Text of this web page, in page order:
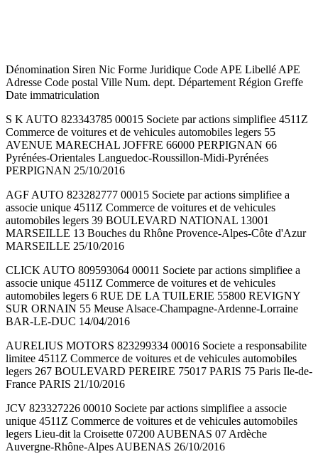
Dénomination Siren Nic Forme Juridique Code APE Libellé APE
Adresse Code postal Ville Num. dept. Département Région Greffe
Date immatriculation
S K AUTO 823343785 00015 Societe par actions simplifiee 4511Z
Commerce de voitures et de vehicules automobiles legers 55
AVENUE MARECHAL JOFFRE 66000 PERPIGNAN 66
Pyrénées-Orientales Languedoc-Roussillon-Midi-Pyrénées
PERPIGNAN 25/10/2016
AGF AUTO 823282777 00015 Societe par actions simplifiee a
associe unique 4511Z Commerce de voitures et de vehicules
automobiles legers 39 BOULEVARD NATIONAL 13001
MARSEILLE 13 Bouches du Rhône Provence-Alpes-Côte d'Azur
MARSEILLE 25/10/2016
CLICK AUTO 809593064 00011 Societe par actions simplifiee a
associe unique 4511Z Commerce de voitures et de vehicules
automobiles legers 6 RUE DE LA TUILERIE 55800 REVIGNY
SUR ORNAIN 55 Meuse Alsace-Champagne-Ardenne-Lorraine
BAR-LE-DUC 14/04/2016
AURELIUS MOTORS 823299334 00016 Societe a responsabilite
limitee 4511Z Commerce de voitures et de vehicules automobiles
legers 267 BOULEVARD PEREIRE 75017 PARIS 75 Paris Ile-de-
France PARIS 21/10/2016
JCV 823327226 00010 Societe par actions simplifiee a associe
unique 4511Z Commerce de voitures et de vehicules automobiles
legers Lieu-dit la Croisette 07200 AUBENAS 07 Ardèche
Auvergne-Rhône-Alpes AUBENAS 26/10/2016